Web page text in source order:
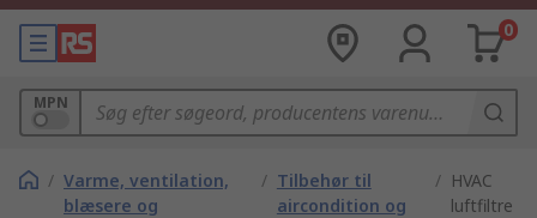
0
MPN
/ Varme, ventilation,
blæsere og
/ Tilbehør til
aircondition og
/ HVAC
luftfiltre